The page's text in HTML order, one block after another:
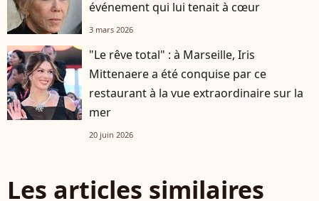
événement qui lui tenait à cœur
3 mars 2026
"Le rêve total" : à Marseille, Iris
Mittenaere a été conquise par ce
restaurant à la vue extraordinaire sur la
mer
20 juin 2026
Les articles similaires